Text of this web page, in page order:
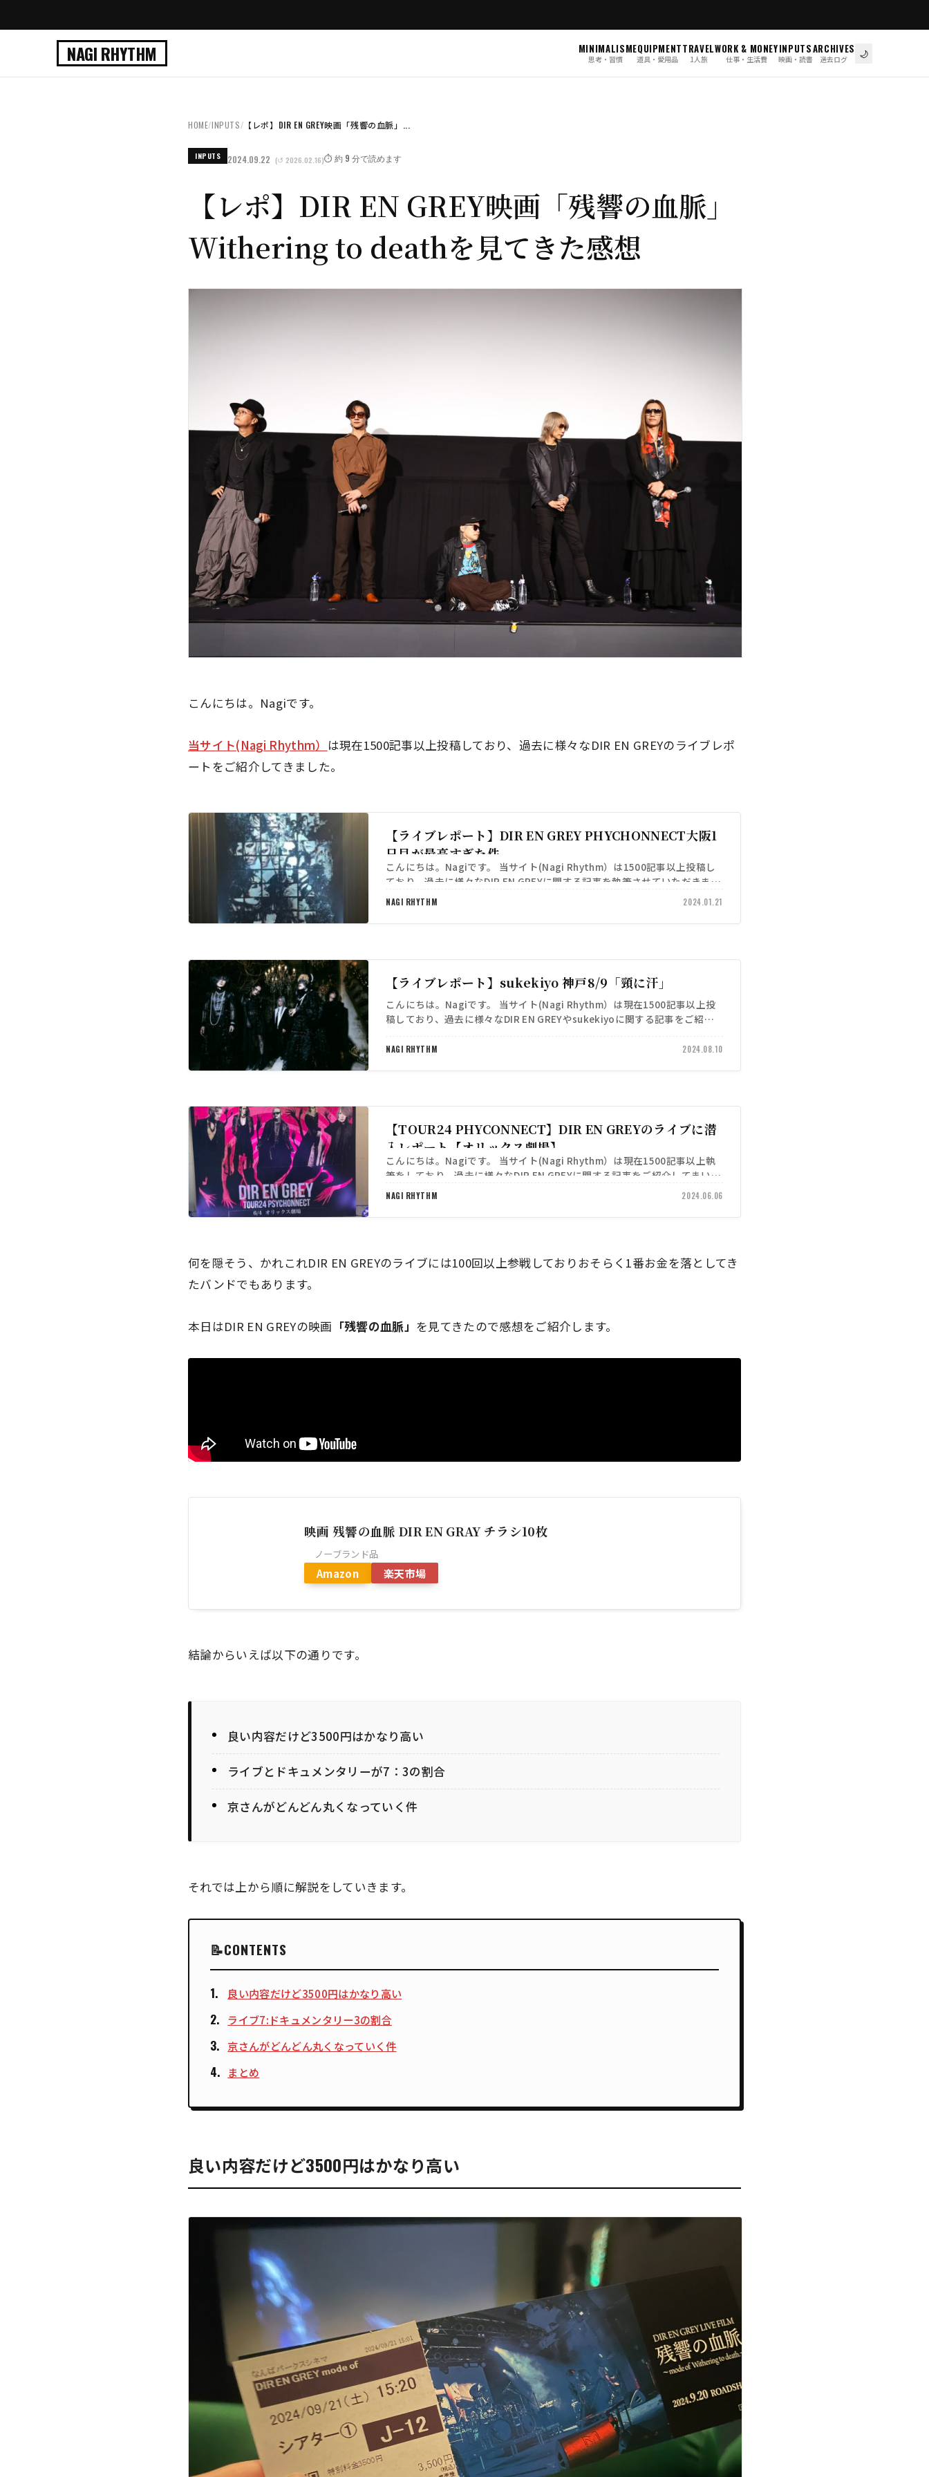
NAGI RHYTHM MINIMALISM
思考・習慣
EQUIPMENT
道具・愛用品
TRAVEL
1人旅
WORK & MONEY
仕事・生活費
INPUTS
映画・読書
ARCHIVES
過去ログ 🌙
HOME/INPUTS/ 【レポ】DIR EN GREY映画「残響の血脈」...
INPUTS 2024.09.22 (↺ 2026.02.16)⏱️ 約 9 分で読めます
【レポ】DIR EN GREY映画「残響の血脈」
Withering to deathを見てきた感想
こんにちは。Nagiです。
当サイト(Nagi Rhythm） は現在1500記事以上投稿しており、過去に様々なDIR EN GREYのライブレポ
ートをご紹介してきました。
【ライブレポート】DIR EN GREY PHYCHONNECT大阪1
日目が最高すぎた件
こんにちは。Nagiです。 当サイト(Nagi Rhythm）は1500記事以上投稿し
ており、過去に様々なDIR EN GREYに関する記事を執筆させていただきまし
た。 https://sib-off…
NAGI RHYTHM 2024.01.21
【ライブレポート】sukekiyo 神戸8/9「頸に汗」
こんにちは。Nagiです。 当サイト(Nagi Rhythm）は現在1500記事以上投
稿しており、過去に様々なDIR EN GREYやsukekiyoに関する記事をご紹介
NAGI RHYTHM 2024.08.10
【TOUR24 PHYCONNECT】DIR EN GREYのライブに潜
入レポート【オリックス劇場】
こんにちは。Nagiです。 当サイト(Nagi Rhythm）は現在1500記事以上執
筆をしており、過去に様々なDIR EN GREYに関する記事をご紹介してまいり
ました。 https://sib-o…
NAGI RHYTHM 2024.06.06
何を隠そう、かれこれDIR EN GREYのライブには100回以上参戦しておりおそらく1番お金を落としてき
たバンドでもあります。
本日はDIR EN GREYの映画 「残響の血脈」 を見てきたので感想をご紹介します。
映画 残響の血脈 DIR EN GRAY チラシ10枚
ノーブランド品
Amazon 楽天市場
結論からいえば以下の通りです。
良い内容だけど3500円はかなり高い
ライブとドキュメンタリーが7：3の割合
京さんがどんどん丸くなっていく件
それでは上から順に解説をしていきます。
CONTENTS
良い内容だけど3500円はかなり高い
ライブ7:ドキュメンタリー3の割合
京さんがどんどん丸くなっていく件
まとめ
良い内容だけど3500円はかなり高い